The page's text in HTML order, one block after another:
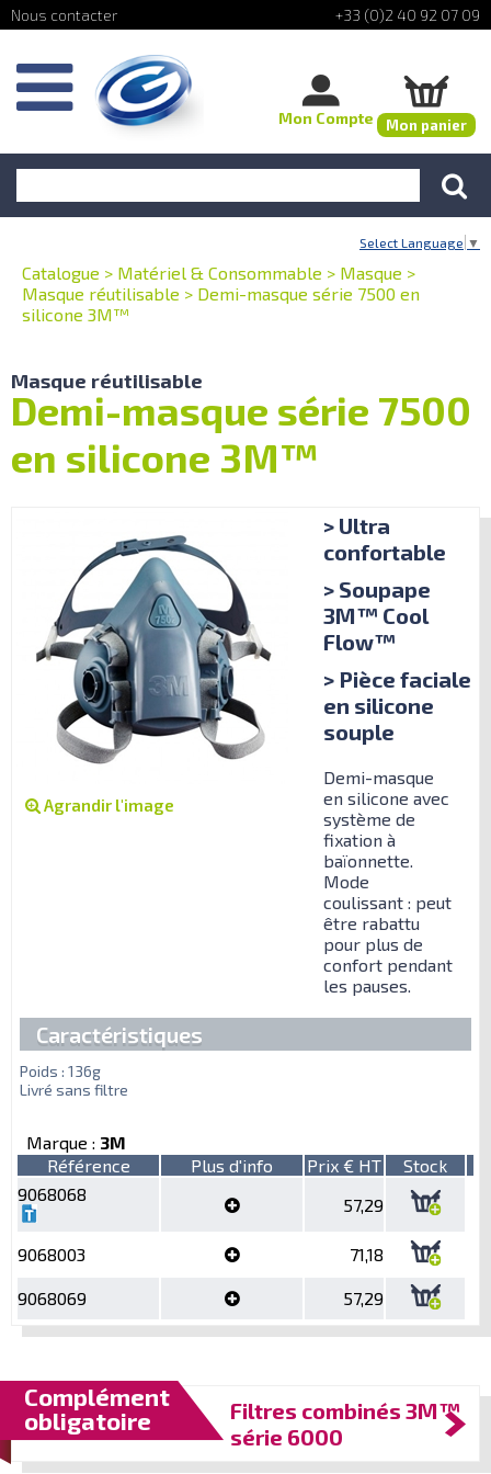
+33 (0)2 40 92 07 09
Mon Compte Mon panier
Select Language ▼
Catalogue > Matériel & Consommable > Masque >
Masque réutilisable > Demi-masque série 7500 en
silicone 3M™
Masque réutilisable
Demi-masque série 7500
en silicone 3M™
Agrandir l'image
> Ultra
confortable
> Soupape
3M™ Cool
Flow™
> Pièce faciale
en silicone
souple
Demi-masque
en silicone avec
système de
fixation à
baïonnette.
Mode
coulissant : peut
être rabattu
pour plus de
confort pendant
les pauses.
Caractéristiques
Poids : 136g
Livré sans filtre
Marque : 3M
Référence
Plus d'info Prix € HT
Stock
9068068
57,29
9068003 71,18
9068069 57,29
Complément
obligatoire
Filtres combinés 3M™
série 6000